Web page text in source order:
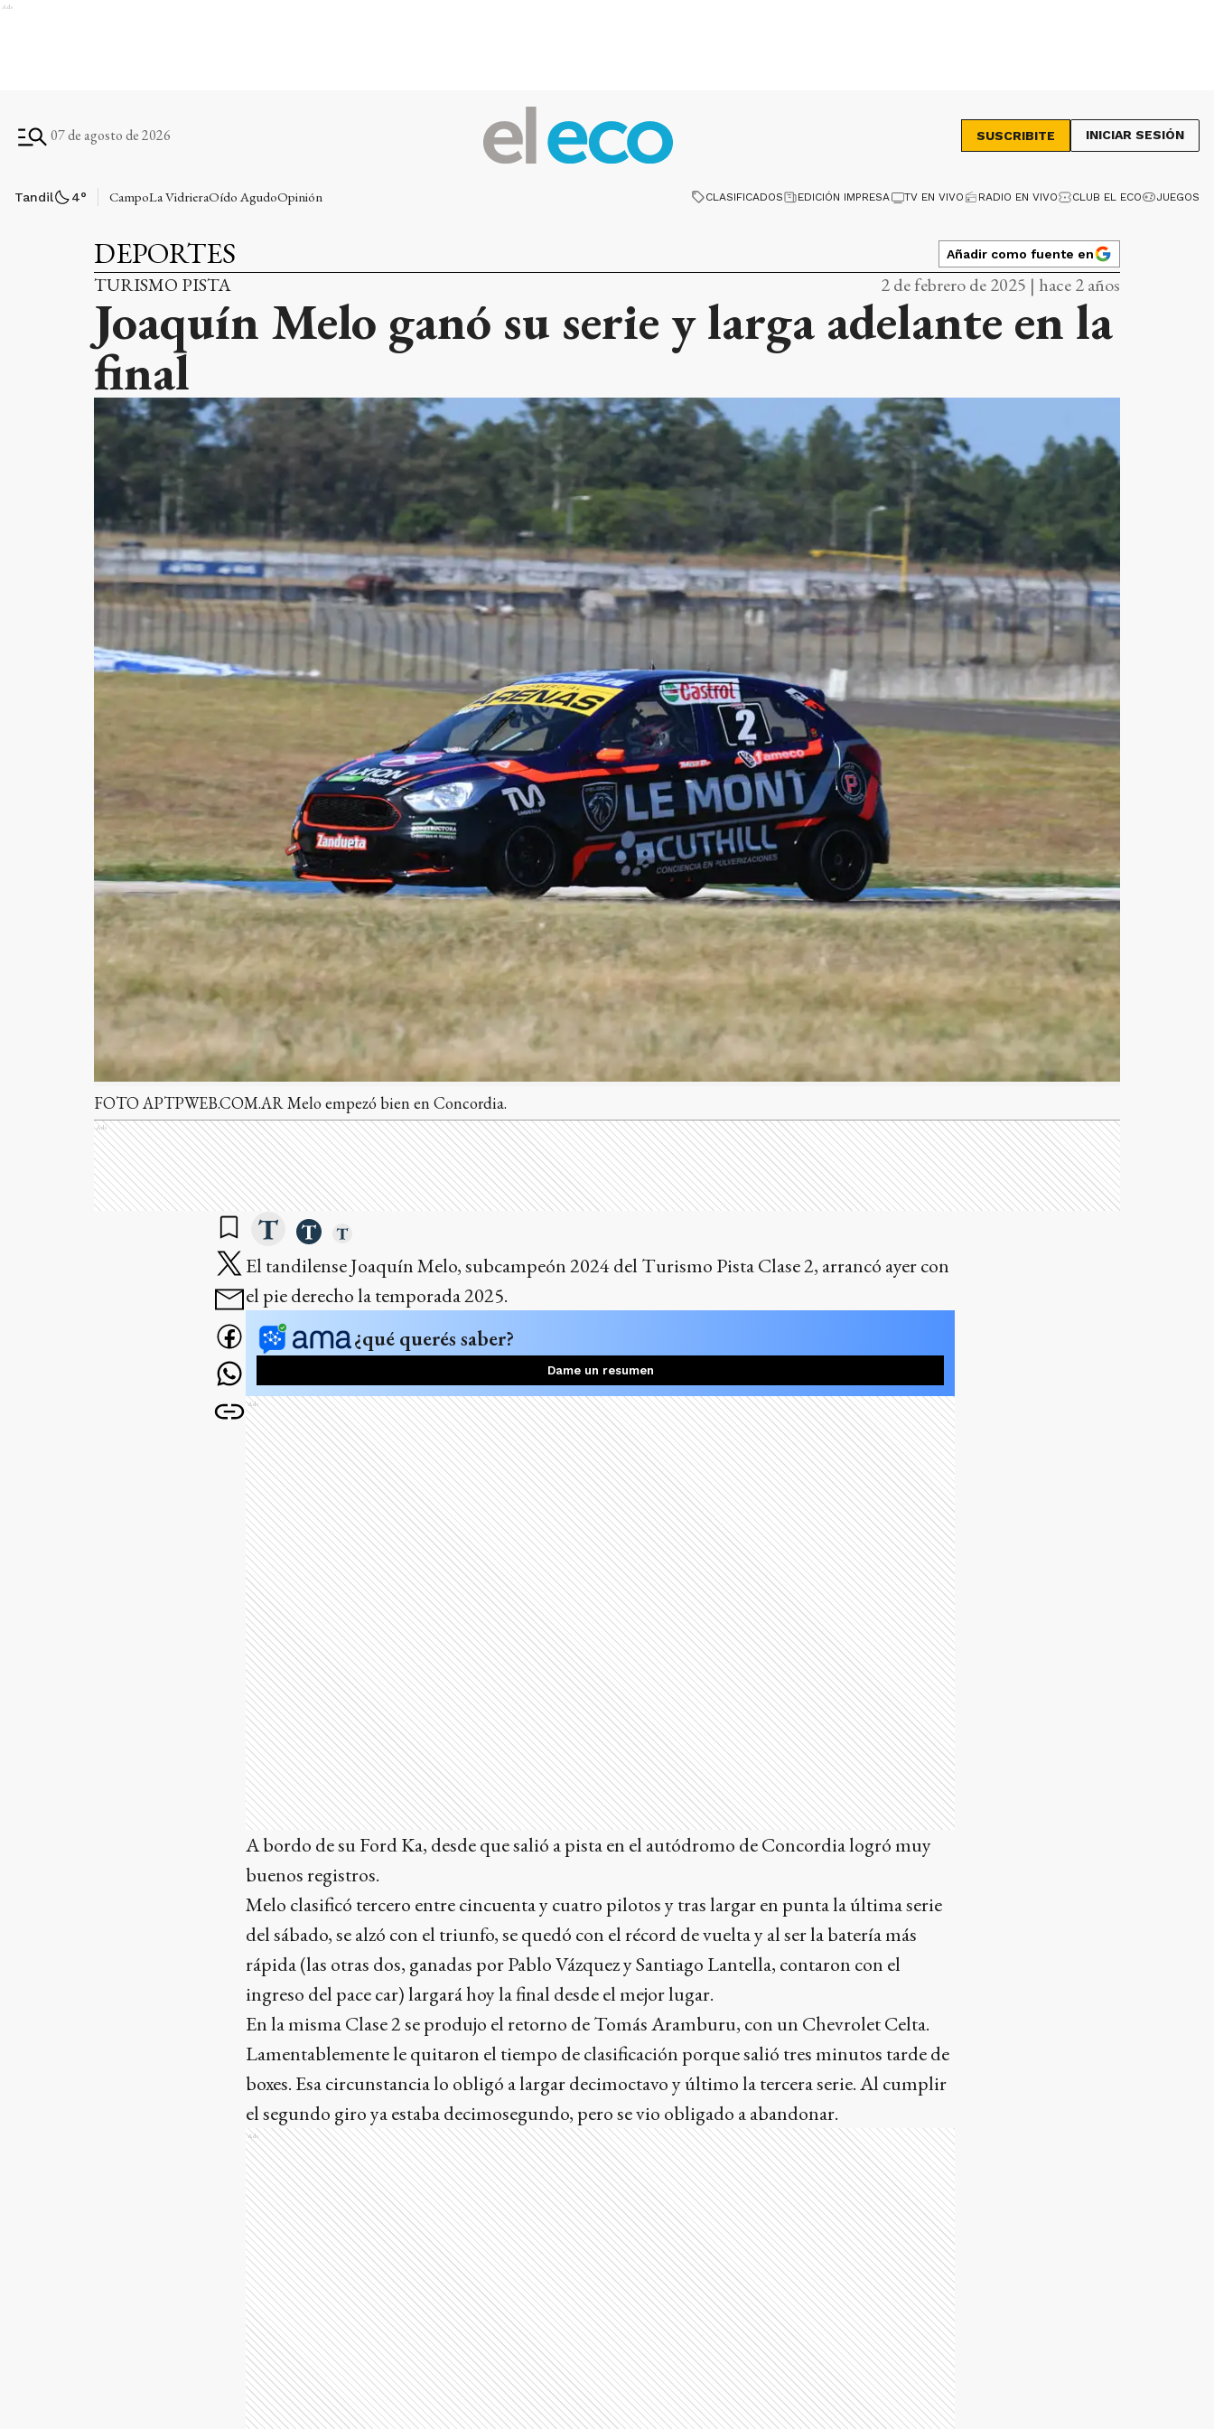
Ads
07 de agosto de 2026 SUSCRIBITE INICIAR SESIÓN
Tandil 4° CampoLa VidrieraOído AgudoOpinión CLASIFICADOS EDICIÓN IMPRESA TV EN VIVO RADIO EN VIVO CLUB EL ECO JUEGOS
DEPORTES Añadir como fuente en
TURISMO PISTA 2 de febrero de 2025 | hace 2 años
Joaquín Melo ganó su serie y larga adelante en la
final
FOTO APTPWEB.COM.AR Melo empezó bien en Concordia.
Ads
El tandilense Joaquín Melo, subcampeón 2024 del Turismo Pista Clase 2, arrancó ayer con
el pie derecho la temporada 2025.
¿qué querés saber?
Dame un resumen
Ads
A bordo de su Ford Ka, desde que salió a pista en el autódromo de Concordia logró muy
buenos registros.
Melo clasificó tercero entre cincuenta y cuatro pilotos y tras largar en punta la última serie
del sábado, se alzó con el triunfo, se quedó con el récord de vuelta y al ser la batería más
rápida (las otras dos, ganadas por Pablo Vázquez y Santiago Lantella, contaron con el
ingreso del pace car) largará hoy la final desde el mejor lugar.
En la misma Clase 2 se produjo el retorno de Tomás Aramburu, con un Chevrolet Celta.
Lamentablemente le quitaron el tiempo de clasificación porque salió tres minutos tarde de
boxes. Esa circunstancia lo obligó a largar decimoctavo y último la tercera serie. Al cumplir
el segundo giro ya estaba decimosegundo, pero se vio obligado a abandonar.
Ads